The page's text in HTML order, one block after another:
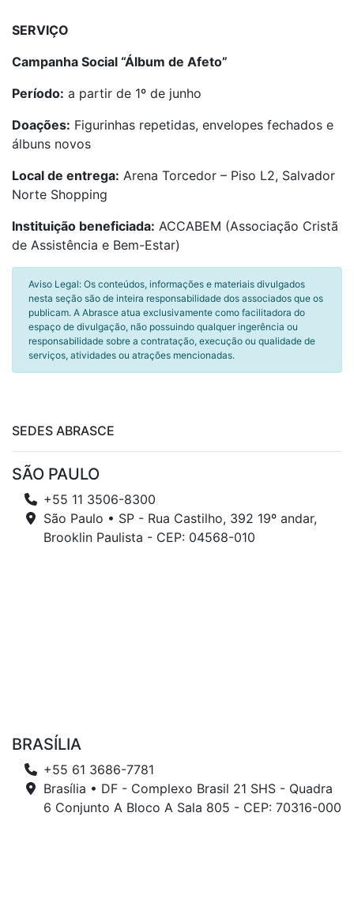
SERVIÇO
Campanha Social “Álbum de Afeto”
Período: a partir de 1º de junho
Doações: Figurinhas repetidas, envelopes fechados e
álbuns novos
Local de entrega: Arena Torcedor – Piso L2, Salvador
Norte Shopping
Instituição beneficiada: ACCABEM (Associação Cristã
de Assistência e Bem-Estar)
Aviso Legal: Os conteúdos, informações e materiais divulgados
nesta seção são de inteira responsabilidade dos associados que os
publicam. A Abrasce atua exclusivamente como facilitadora do
espaço de divulgação, não possuindo qualquer ingerência ou
responsabilidade sobre a contratação, execução ou qualidade de
serviços, atividades ou atrações mencionadas.
SEDES ABRASCE
SÃO PAULO
+55 11 3506-8300
São Paulo • SP - Rua Castilho, 392 19º andar,
Brooklin Paulista - CEP: 04568-010
BRASÍLIA
+55 61 3686-7781
Brasília • DF - Complexo Brasil 21 SHS - Quadra
6 Conjunto A Bloco A Sala 805 - CEP: 70316-000